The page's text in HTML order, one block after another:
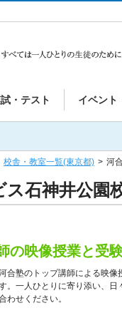
・テスト イベント
校舎・教室一覧(東京都) > 河
ス石神井公園
の映像授業と受
合塾のトップ講師による映
。一人ひとりに寄り添い、
わせください。